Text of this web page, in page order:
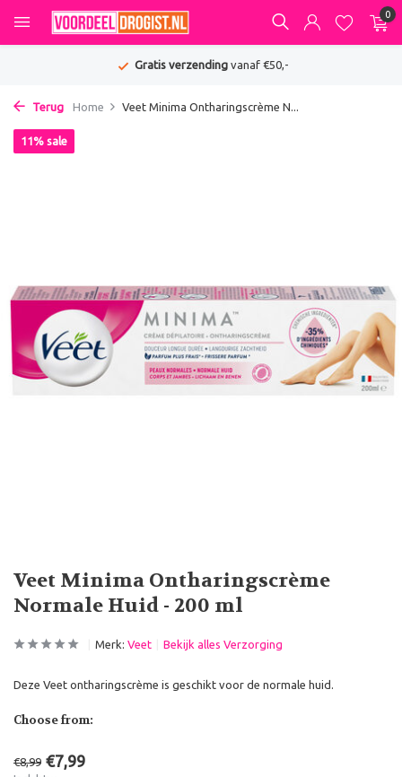
0
Gratis verzendingvanaf €50,-
Terug Home Veet Minima Ontharingscrème N...
Veet Minima Ontharingscrème
Normale Huid - 200 ml
11% sale
Merk: Veet Bekijk alles Verzorging
Deze Veet ontharingscrème is geschikt voor de normale huid.
Choose from:
€8,99 €7,99